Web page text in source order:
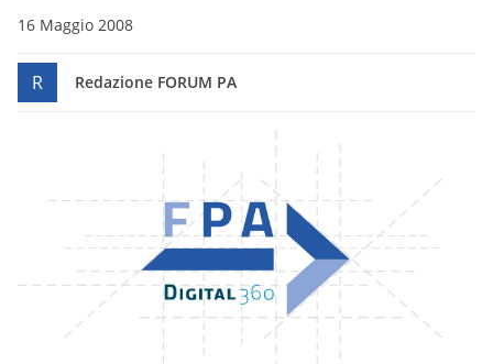
16 Maggio 2008
R Redazione FORUM PA